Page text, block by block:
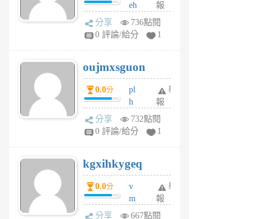
v
A
V
個
月
前
eh
ld
gy
個
月
前
報
分享
736點閱
0 評論/給分
1
oujmxsguon
0.0分
pl
h
wi
w
6
個
月
前
舉
報
分享
732點閱
0 評論/給分
1
kgxihkygeq
0.0分
v
m
sg
舉
報
分享
667點閱